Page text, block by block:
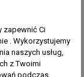
zapewnić Ci
. Wykorzystujemy
naszych usług,
z Twoimi
podczas